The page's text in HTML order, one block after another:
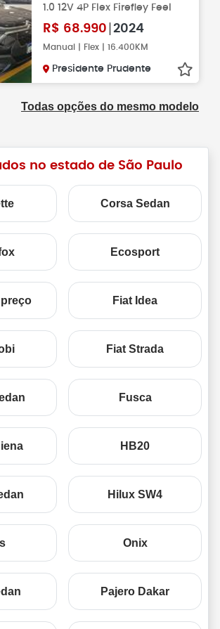
1.0 12V 4P Flex Firefley Feel
R$ 68.990 2024
Manual | Flex | 16.400KM
Presidente Prudente
Todas opções do mesmo modelo
no estado de São Paulo
Corsa Sedan
Ecosport
Fiat Idea
Fiat Strada
Fusca
HB20
Hilux SW4
Onix
Pajero Dakar